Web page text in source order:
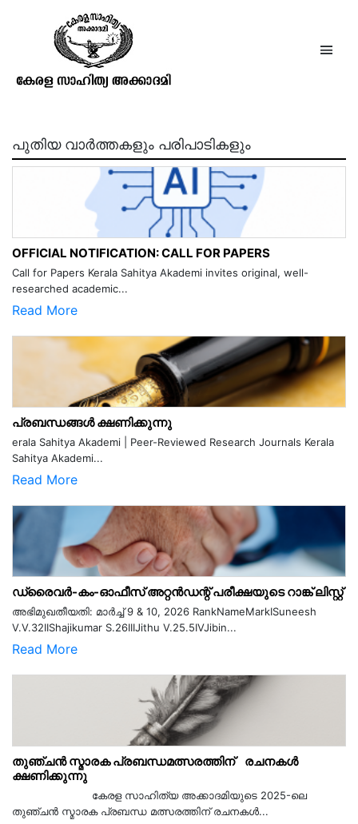
ജോസഫ് മുണ്ടശ്ശേരി
പുതിയ വാർത്തകളും പരിപാടികളും
OFFICIAL NOTIFICATION: CALL FOR PAPERS
Call for Papers Kerala Sahitya Akademi invites original, well-
researched academic...
Read More
പ്രബന്ധങ്ങൾ ക്ഷണിക്കുന്നു
erala Sahitya Akademi | Peer-Reviewed Research Journals Kerala
Sahitya Akademi...
Read More
ഡ്രൈവർ-കം-ഓഫീസ് അറ്റൻഡന്റ് പരീക്ഷയുടെ റാങ്ക് ലിസ്റ്റ്
അഭിമുഖതീയതി: മാർച്ച് 9 & 10, 2026 RankNameMarkISuneesh
V.V.32IIShajikumar S.26IIIJithu V.25.5IVJibin...
Read More
തുഞ്ചൻ സ്മാരക പ്രബന്ധമത്സരത്തിന് രചനകൾ
ക്ഷണിക്കുന്നു
കേരള സാഹിത്യ അക്കാദമിയുടെ 2025-ലെ
തുഞ്ചൻ സ്മാരക പ്രബന്ധ മത്സരത്തിന് രചനകൾ...